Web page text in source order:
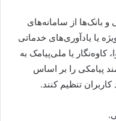
بانک‌ها از سامانه‌های
یا یادآوری‌های خدماتی
کاوه‌نگار یا ملی‌پیامک به
پیامکی را بر اساس
تنظیم کنند.